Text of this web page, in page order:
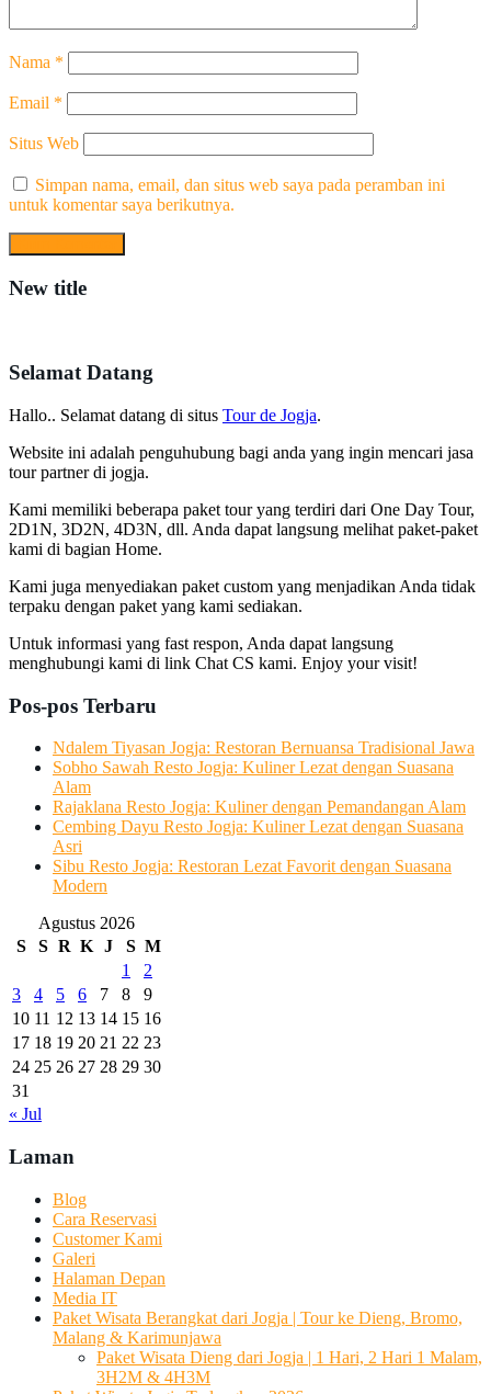
Nama *
Email *
Situs Web
Simpan nama, email, dan situs web saya pada peramban ini
untuk komentar saya berikutnya.
New title
Selamat Datang
Hallo.. Selamat datang di situs Tour de Jogja.
Website ini adalah penguhubung bagi anda yang ingin mencari jasa
tour partner di jogja.
Kami memiliki beberapa paket tour yang terdiri dari One Day Tour,
2D1N, 3D2N, 4D3N, dll. Anda dapat langsung melihat paket-paket
kami di bagian Home.
Kami juga menyediakan paket custom yang menjadikan Anda tidak
terpaku dengan paket yang kami sediakan.
Untuk informasi yang fast respon, Anda dapat langsung
menghubungi kami di link Chat CS kami. Enjoy your visit!
Pos-pos Terbaru
Ndalem Tiyasan Jogja: Restoran Bernuansa Tradisional Jawa
Sobho Sawah Resto Jogja: Kuliner Lezat dengan Suasana
Alam
Rajaklana Resto Jogja: Kuliner dengan Pemandangan Alam
Cembing Dayu Resto Jogja: Kuliner Lezat dengan Suasana
Asri
Sibu Resto Jogja: Restoran Lezat Favorit dengan Suasana
Modern
Agustus 2026
S
S R K J S M
1
2
3
4 5 6 7 8
9
10 11 12 13 14 15 16
17 18 19 20 21 22 23
24 25 26 27 28 29 30
31
« Jul
Laman
Blog
Cara Reservasi
Customer Kami
Galeri
Halaman Depan
Media IT
Paket Wisata Berangkat dari Jogja | Tour ke Dieng, Bromo,
Malang & Karimunjawa
Paket Wisata Dieng dari Jogja | 1 Hari, 2 Hari 1 Malam,
3H2M & 4H3M